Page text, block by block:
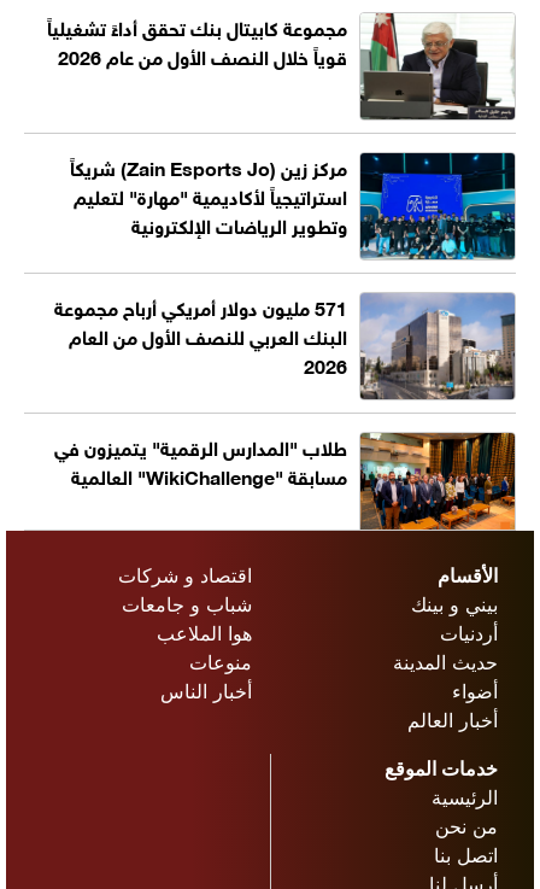
مجموعة كابيتال بنك تحقق أداءً تشغيلياً
قوياً خلال النصف الأول من عام 2026
مركز زين (Zain Esports Jo) شريكاً
استراتيجياً لأكاديمية "مهارة" لتعليم
وتطوير الرياضات الإلكترونية
571 مليون دولار أمريكي أرباح مجموعة
البنك العربي للنصف الأول من العام
2026
طلاب "المدارس الرقمية" يتميزون في
مسابقة "WikiChallenge" العالمية
الأقسام
بيني و بينك
أردنيات
حديث المدينة
أضواء
أخبار العالم
اقتصاد و شركات
شباب و جامعات
هوا الملاعب
منوعات
أخبار الناس
خدمات الموقع
الرئيسية
من نحن
اتصل بنا
أرسل لنا